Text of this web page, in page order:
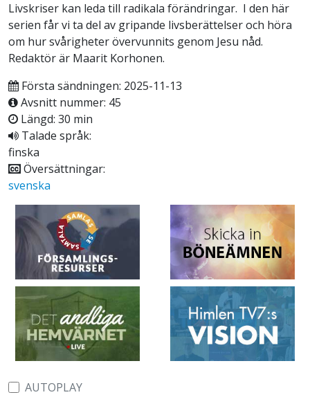
Livskriser kan leda till radikala förändringar. I den här
serien får vi ta del av gripande livsberättelser och höra
om hur svårigheter övervunnits genom Jesu nåd.
Redaktör är Maarit Korhonen.
Första sändningen: 2025-11-13
Avsnitt nummer: 45
Längd: 30 min
Talade språk:
finska
Översättningar:
svenska
AUTOPLAY